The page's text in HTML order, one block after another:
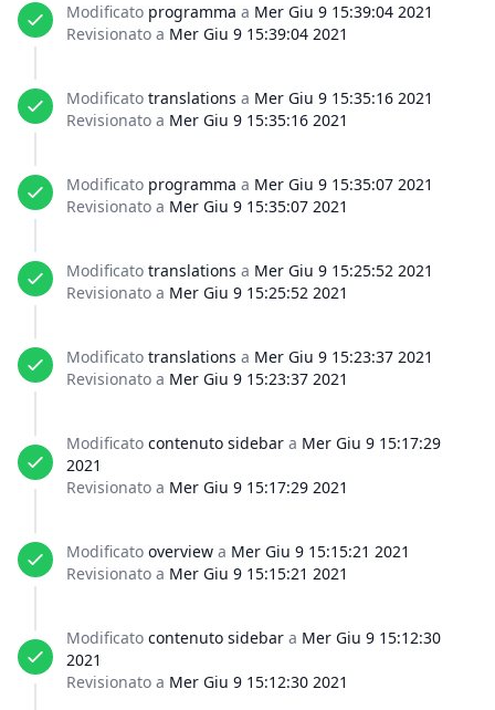
Modificato programma a Mer Giu 9 15:39:04 2021
Revisionato a Mer Giu 9 15:39:04 2021
Modificato translations a Mer Giu 9 15:35:16 2021
Revisionato a Mer Giu 9 15:35:16 2021
Modificato programma a Mer Giu 9 15:35:07 2021
Revisionato a Mer Giu 9 15:35:07 2021
Modificato translations a Mer Giu 9 15:25:52 2021
Revisionato a Mer Giu 9 15:25:52 2021
Modificato translations a Mer Giu 9 15:23:37 2021
Revisionato a Mer Giu 9 15:23:37 2021
Modificato contenuto sidebar a Mer Giu 9 15:17:29
2021
Revisionato a Mer Giu 9 15:17:29 2021
Modificato overview a Mer Giu 9 15:15:21 2021
Revisionato a Mer Giu 9 15:15:21 2021
Modificato contenuto sidebar a Mer Giu 9 15:12:30
2021
Revisionato a Mer Giu 9 15:12:30 2021